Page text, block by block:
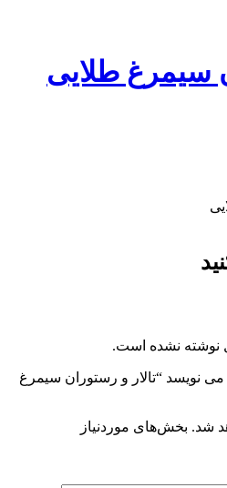
سیمرغ طلایی
نوشته نشده است.
نویسد “تالار و رستوران سیمرغ
شد. بخش‌های موردنیاز